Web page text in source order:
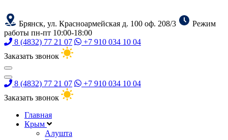
Брянск, ул. Красноармейская д. 100 оф. 208/3
Режим
работы пн-пт 10:00-18:00
8 (4832) 77 21 07
+7 910 034 10 04
Заказать звонок
8 (4832) 77 21 07
+7 910 034 10 04
Заказать звонок
Главная
Крым
Алушта